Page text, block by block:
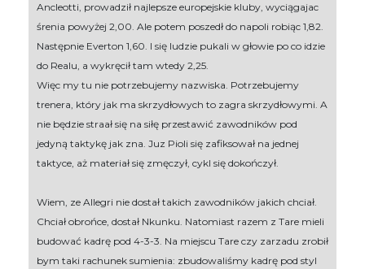
Ancleotti, prowadził najlepsze europejskie kluby, wyciągajac
śrenia powyżej 2,00. Ale potem poszedł do napoli robiąc 1,82.
Następnie Everton 1,60. I się ludzie pukali w głowie po co idzie
do Realu, a wykręcił tam wtedy 2,25.
Więc my tu nie potrzebujemy nazwiska. Potrzebujemy
trenera, który jak ma skrzydłowych to zagra skrzydłowymi. A
nie będzie straał się na siłę przestawić zawodników pod
jedyną taktykę jak zna. Juz Pioli się zafiksował na jednej
taktyce, aż materiał się zmęczył, cykl się dokończył.
Wiem, ze Allegri nie dostał takich zawodników jakich chciał.
Chciał obrońce, dostał Nkunku. Natomiast razem z Tare mieli
budować kadrę pod 4-3-3. Na miejscu Tare czy zarzadu zrobił
bym taki rachunek sumienia: zbudowaliśmy kadrę pod styl